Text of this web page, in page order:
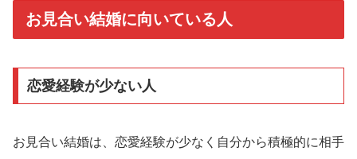
お見合い結婚に向いている人
恋愛経験が少ない人
お見合い結婚は、恋愛経験が少なく自分から積極的に相手